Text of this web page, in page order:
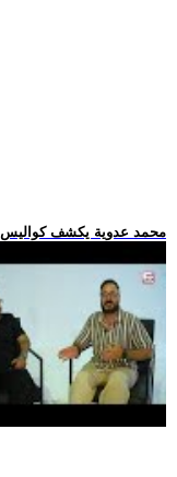
.. محمد عدوية يكشف